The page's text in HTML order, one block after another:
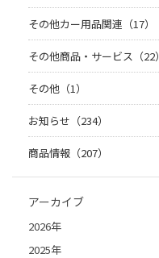
その他カー用品関連（17）
その他商品・サービス（22）
その他（1）
お知らせ（234）
商品情報（207）
アーカイブ
2026年
2025年